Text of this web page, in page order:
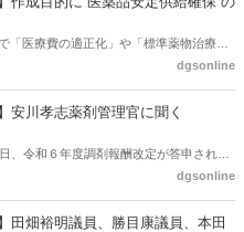
業界の期待には熱いものがある。不透明
・障害者サービスのトリプル改定等へ
の裏返しといってもいいだろう。本稿で
「医療費の適正化」や「標準薬物治療の
とが多かった地域フォーミュラリの作
。10月22日に開かれた「日本フォーミュ
定供給確保への強い要望があったことを
るPPI３成分について銘柄を含めて選定
dgsonline
安川孝志薬剤管理官に聞く
、令和６年度調剤報酬改定が答申され
険局医療課・薬剤管理官の安川孝志氏
dgsonline
田畑裕明議員、勝目康議員、本田